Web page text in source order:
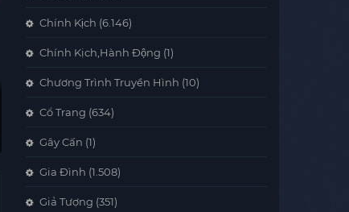
Chính Kịch (6.146)
Chính Kịch,Hành Động (1)
Chương Trình Truyền Hình (10)
Cổ Trang (634)
Gây Cấn (1)
Gia Đình (1.508)
Giả Tượng (351)